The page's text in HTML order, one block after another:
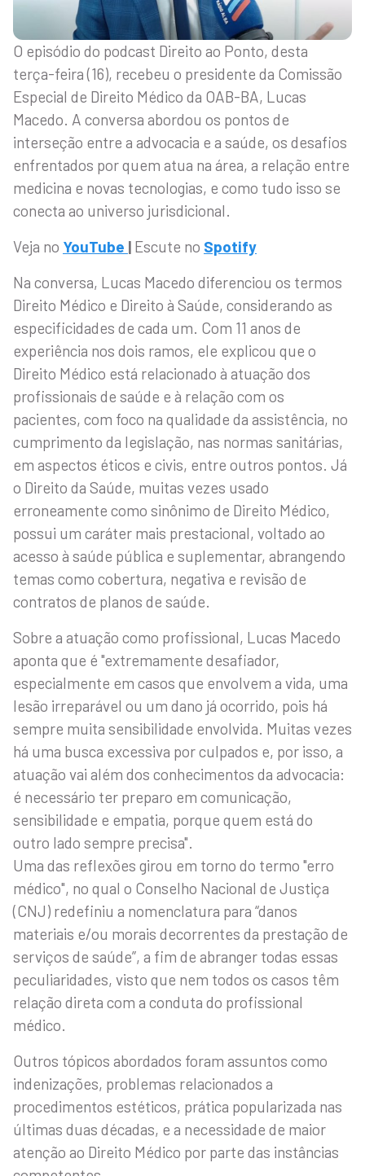
O episódio do podcast Direito ao Ponto, desta
terça-feira (16), recebeu o presidente da Comissão
Especial de Direito Médico da OAB-BA, Lucas
Macedo. A conversa abordou os pontos de
interseção entre a advocacia e a saúde, os desafios
enfrentados por quem atua na área, a relação entre
medicina e novas tecnologias, e como tudo isso se
conecta ao universo jurisdicional.
Veja no YouTube | Escute no Spotify
Na conversa, Lucas Macedo diferenciou os termos
Direito Médico e Direito à Saúde, considerando as
especificidades de cada um. Com 11 anos de
experiência nos dois ramos, ele explicou que o
Direito Médico está relacionado à atuação dos
profissionais de saúde e à relação com os
pacientes, com foco na qualidade da assistência, no
cumprimento da legislação, nas normas sanitárias,
em aspectos éticos e civis, entre outros pontos. Já
o Direito da Saúde, muitas vezes usado
erroneamente como sinônimo de Direito Médico,
possui um caráter mais prestacional, voltado ao
acesso à saúde pública e suplementar, abrangendo
temas como cobertura, negativa e revisão de
contratos de planos de saúde.
Sobre a atuação como profissional, Lucas Macedo
aponta que é "extremamente desafiador,
especialmente em casos que envolvem a vida, uma
lesão irreparável ou um dano já ocorrido, pois há
sempre muita sensibilidade envolvida. Muitas vezes
há uma busca excessiva por culpados e, por isso, a
atuação vai além dos conhecimentos da advocacia:
é necessário ter preparo em comunicação,
sensibilidade e empatia, porque quem está do
outro lado sempre precisa".
Uma das reflexões girou em torno do termo "erro
médico", no qual o Conselho Nacional de Justiça
(CNJ) redefiniu a nomenclatura para “danos
materiais e/ou morais decorrentes da prestação de
serviços de saúde”, a fim de abranger todas essas
peculiaridades, visto que nem todos os casos têm
relação direta com a conduta do profissional
médico.
Outros tópicos abordados foram assuntos como
indenizações, problemas relacionados a
procedimentos estéticos, prática popularizada nas
últimas duas décadas, e a necessidade de maior
atenção ao Direito Médico por parte das instâncias